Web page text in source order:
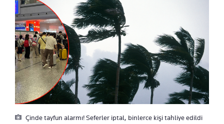
Çinde tayfun alarmı! Seferler iptal, binlerce kişi tahliye edildi